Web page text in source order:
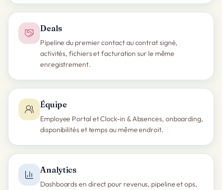
Deals
Pipeline du premier contact au contrat signé,
activités, fichiers et facturation sur le même
enregistrement.
Équipe
Employee Portal et Clock-in & Absences, onboarding,
disponibilités et temps au même endroit.
Analytics
Dashboards en direct pour revenus, pipeline et ops,